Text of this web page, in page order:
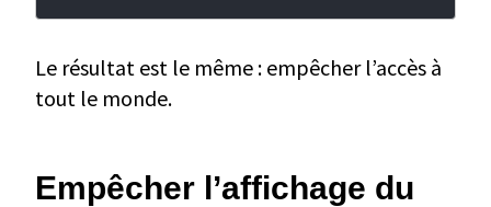
Le résultat est le même : empêcher l’accès à
tout le monde.
Empêcher l’affichage du